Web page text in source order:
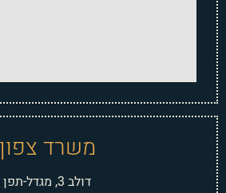
משרד צפון
דולב 3, מגדל-תפן